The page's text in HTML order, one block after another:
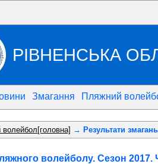
РІВНЕНСЬКА
Змагання Пляжний
→ Результати змагань
волейболу. Сезон 2017.